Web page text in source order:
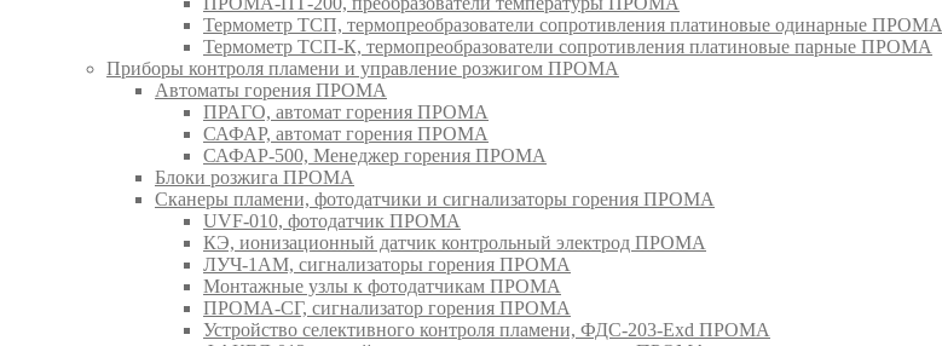
Термометр ТСП, термопреобразователи сопротивления платиновые одинарные ПРОМА
Термометр ТСП-К, термопреобразователи сопротивления платиновые парные ПРОМА
Приборы контроля пламени и управление розжигом ПРОМА
Автоматы горения ПРОМА
ПРАГО, автомат горения ПРОМА
САФАР, автомат горения ПРОМА
САФАР-500, Менеджер горения ПРОМА
Блоки розжига ПРОМА
Сканеры пламени, фотодатчики и сигнализаторы горения ПРОМА
UVF-010, фотодатчик ПРОМА
КЭ, ионизационный датчик контрольный электрод ПРОМА
ЛУЧ-1АМ, сигнализаторы горения ПРОМА
Монтажные узлы к фотодатчикам ПРОМА
ПРОМА-СГ, сигнализатор горения ПРОМА
Устройство селективного контроля пламени, ФДС-203-Exd ПРОМА